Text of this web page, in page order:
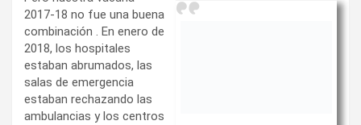
2017-18 no fue una buena
combinación . En enero de
2018, los hospitales
estaban abrumados, las
salas de emergencia
estaban rechazando las
ambulancias y los centros